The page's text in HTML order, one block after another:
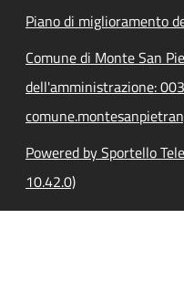
Piano di miglioramento
Comune di Monte San
dell'amministrazione:
Powered by Sportello
10.42.0)